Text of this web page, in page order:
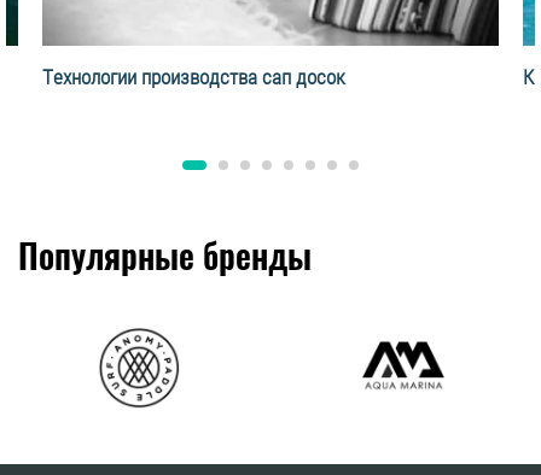
Технологии производства сап досок
Популярные бренды